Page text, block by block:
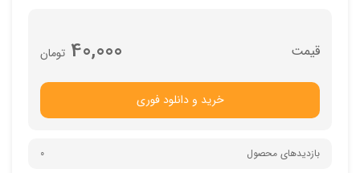
تومان 40,000
خرید و دانلود فوری
بازدیدهای محصول 0